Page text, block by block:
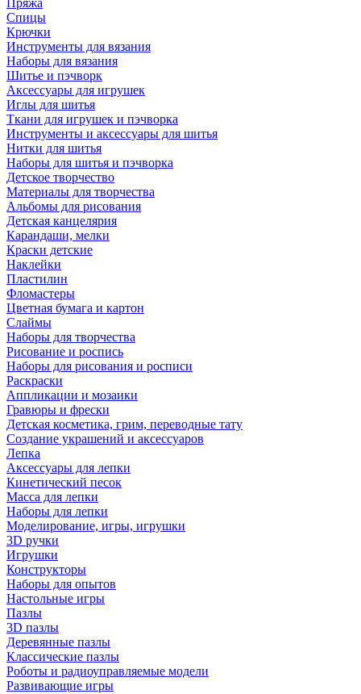
Пряжа
Спицы
Крючки
Инструменты для вязания
Наборы для вязания
Шитье и пэчворк
Аксессуары для игрушек
Иглы для шитья
Ткани для игрушек и пэчворка
Инструменты и аксессуары для шитья
Нитки для шитья
Наборы для шитья и пэчворка
Детское творчество
Материалы для творчества
Альбомы для рисования
Детская канцелярия
Карандаши, мелки
Краски детские
Наклейки
Пластилин
Фломастеры
Цветная бумага и картон
Слаймы
Наборы для творчества
Рисование и роспись
Наборы для рисования и росписи
Раскраски
Аппликации и мозаики
Гравюры и фрески
Детская косметика, грим, переводные тату
Создание украшений и аксессуаров
Лепка
Аксессуары для лепки
Кинетический песок
Масса для лепки
Наборы для лепки
Моделирование, игры, игрушки
3D ручки
Игрушки
Конструкторы
Наборы для опытов
Настольные игры
Пазлы
3D пазлы
Деревянные пазлы
Классические пазлы
Роботы и радиоуправляемые модели
Развивающие игры